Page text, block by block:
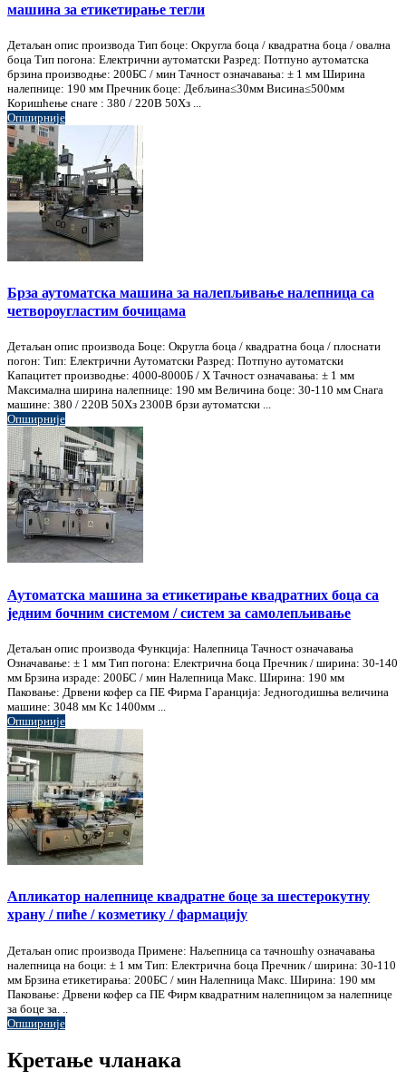
машина за етикетирање тегли
Детаљан опис производа Тип боце: Округла боца / квадратна боца / овална
боца Тип погона: Електрични аутоматски Разред: Потпуно аутоматска
брзина производње: 200БС / мин Тачност означавања: ± 1 мм Ширина
налепнице: 190 мм Пречник боце: Дебљина≤30мм Висина≤500мм
Коришћење снаге : 380 / 220В 50Хз ...
Опширније
Брза аутоматска машина за налепљивање налепница са
четвороугластим бочицама
Детаљан опис производа Боце: Округла боца / квадратна боца / плоснати
погон: Тип: Електрични Аутоматски Разред: Потпуно аутоматски
Капацитет производње: 4000-8000Б / Х Тачност означавања: ± 1 мм
Максимална ширина налепнице: 190 мм Величина боце: 30-110 мм Снага
машине: 380 / 220В 50Хз 2300В брзи аутоматски ...
Опширније
Аутоматска машина за етикетирање квадратних боца са
једним бочним системом / систем за самолепљивање
Детаљан опис производа Функција: Налепница Тачност означавања
Означавање: ± 1 мм Тип погона: Електрична боца Пречник / ширина: 30-140
мм Брзина израде: 200БС / мин Налепница Макс. Ширина: 190 мм
Паковање: Дрвени кофер са ПЕ Фирма Гаранција: Једногодишња величина
машине: 3048 мм Кс 1400мм ...
Опширније
Апликатор налепнице квадратне боце за шестерокутну
храну / пиће / козметику / фармацију
Детаљан опис производа Примене: Наљепница са тачношћу означавања
налепница на боци: ± 1 мм Тип: Електрична боца Пречник / ширина: 30-110
мм Брзина етикетирања: 200БС / мин Налепница Макс. Ширина: 190 мм
Паковање: Дрвени кофер са ПЕ Фирм квадратним налепницом за налепнице
за боце за. ..
Опширније
Кретање чланака